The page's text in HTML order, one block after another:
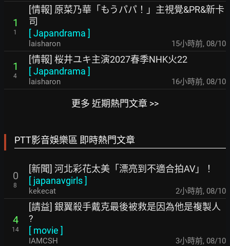
1
1
[情報] 原菜乃華「もうパパ！」主視覺&PR&新卡
司
[Japandrama ]
laisharon 15小時前, 08/10
1
4
[情報] 桜井ユキ主演2027春季NHK火22
[Japandrama ]
laisharon 16小時前, 08/10
更多 近期熱門文章 >>
PTT影音娛樂區 即時熱門文章
0
8
[新聞] 河北彩花太美「漂亮到不適合拍AV」！
[ japanavgirls]
kekecat 2小時前, 08/10
4
14
[請益] 銀翼殺手戴克最後被救是因為他是複製人
?
[ movie ]
IAMCSH 3小時前, 08/10